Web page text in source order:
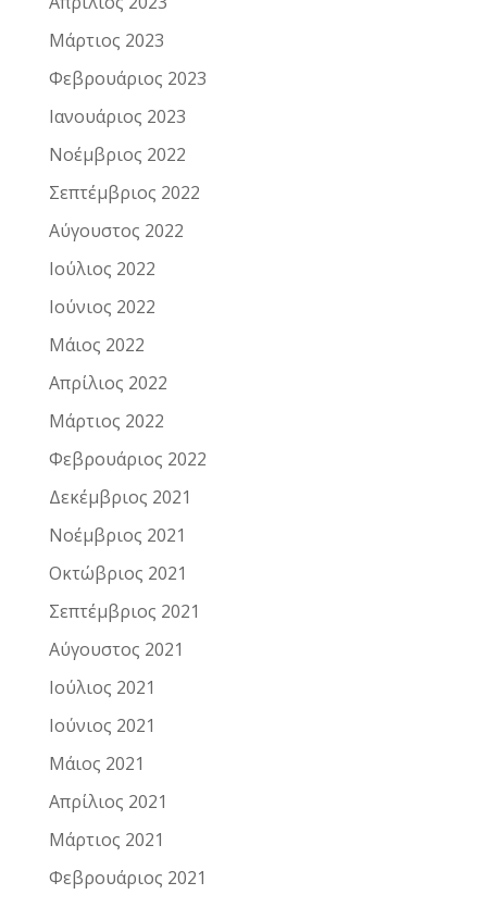
Μάρτιος 2023
Φεβρουάριος 2023
Ιανουάριος 2023
Νοέμβριος 2022
Σεπτέμβριος 2022
Αύγουστος 2022
Ιούλιος 2022
Ιούνιος 2022
Μάιος 2022
Απρίλιος 2022
Μάρτιος 2022
Φεβρουάριος 2022
Δεκέμβριος 2021
Νοέμβριος 2021
Οκτώβριος 2021
Σεπτέμβριος 2021
Αύγουστος 2021
Ιούλιος 2021
Ιούνιος 2021
Μάιος 2021
Απρίλιος 2021
Μάρτιος 2021
Φεβρουάριος 2021